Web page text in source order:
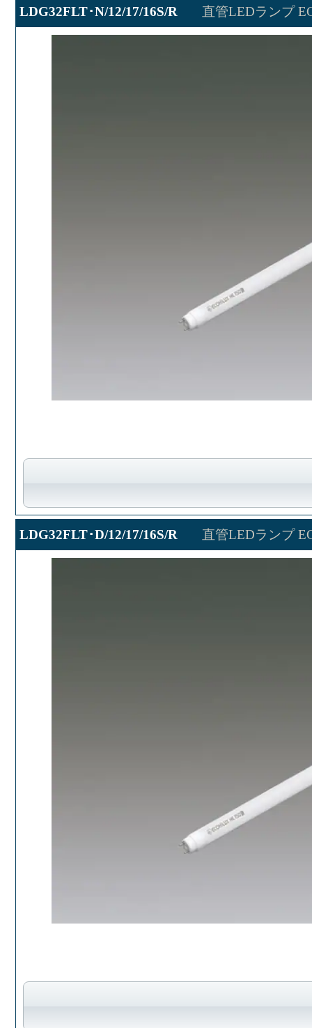
LDG32FLT･N/12/17/16S/R 直管LEDランプ
LDG32FLT･D/12/17/16S/R 直管LEDランプ